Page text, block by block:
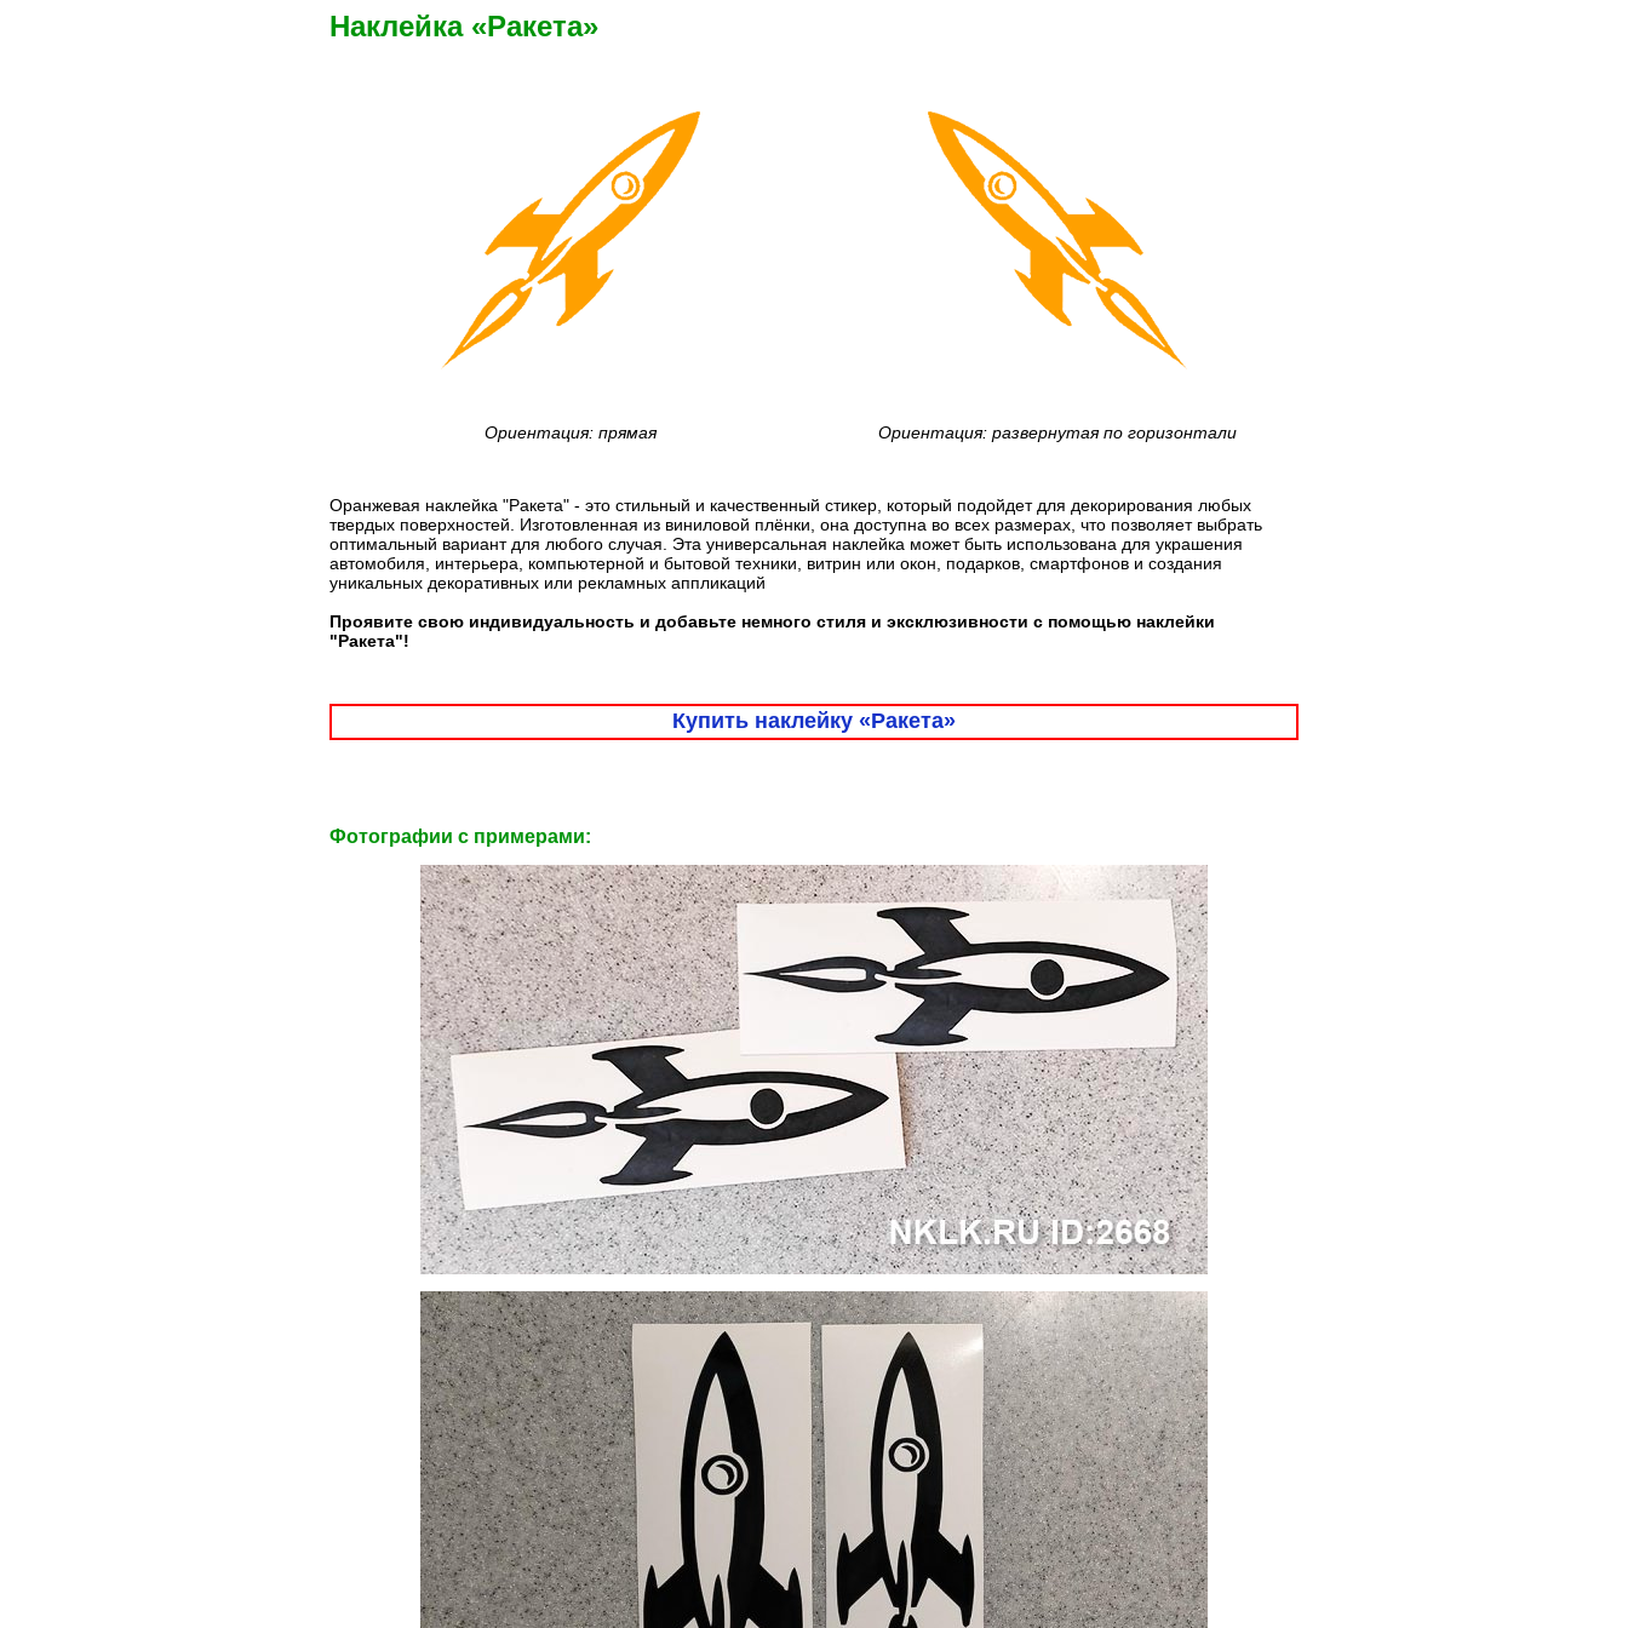
Наклейка «Ракета»
Ориентация: прямая Ориентация: развернутая по горизонтали
Оранжевая наклейка "Ракета" - это стильный и качественный стикер, который подойдет для декорирования любых
твердых поверхностей. Изготовленная из виниловой плёнки, она доступна во всех размерах, что позволяет выбрать
оптимальный вариант для любого случая. Эта универсальная наклейка может быть использована для украшения
автомобиля, интерьера, компьютерной и бытовой техники, витрин или окон, подарков, смартфонов и создания
уникальных декоративных или рекламных аппликаций
Проявите свою индивидуальность и добавьте немного стиля и эксклюзивности с помощью наклейки
"Ракета"!
Купить наклейку «Ракета»
Фотографии c примерами: